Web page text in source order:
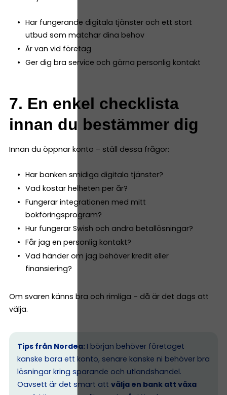
Har fungerande digitala tjänster och ett stort
utbud som matchar dina behov
Är van vid företag
Ger dig bra service och gärna personlig kontakt
7. En enkel checklista
innan du bestämmer dig
Innan du öppnar konto – ställ dessa frågor:
Har banken smidiga digitala tjänster?
Vad kostar helheten per år?
Fungerar integrationen med mitt
bokföringsprogram?
Hur fungerar Swish och andra betallösningar?
Får jag en personlig kontakt?
Vad händer om jag behöver kredit eller
finansiering?
Om svaren känns bra och rimliga – då är det dags att
välja.
Tips från Nordea: I början behöver företaget
kanske bara ett konto, senare kanske ni behöver bra
lösningar kring sparande och utlandshandel.
Oavsett är det smart att välja en bank att växa